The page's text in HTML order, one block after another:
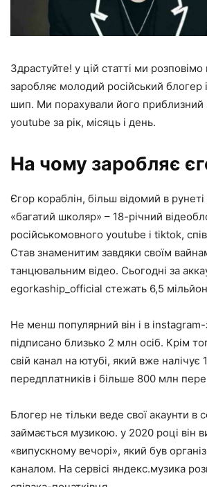
Здрастуйте! у цій статті ми розповімо
заробляє молодий російський блогер
шип. Ми порахували його приблизний
youtube за рік, місяць і день.
На чому заробляє
Єгор кораблін, більш відомий в
«багатий школяр» – 18-річний
російськомовного youtube і tiktok,
Став знаменитим завдяки своїм
танцювальним відео. Сьогодні за
egorkaship_official стежать 6,5
Не менш популярний він і в instagram-
підписано близько 2 млн осіб. Крім
свій канал на ютубі, який вже налічує
передплатників і більше 800 млн
Блогер не тільки веде свої акаунти в
займається музикою. у 2020 році він
«випускному вечорі», який був
каналом. На сервісі яндекс.музика